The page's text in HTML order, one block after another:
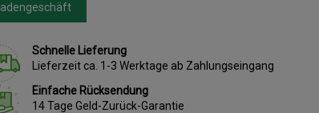
Ladengeschäft
Schnelle Lieferung
Lieferzeit ca. 1-3 Werktage ab Zahlungseingang
Einfache Rücksendung
14 Tage Geld-Zurück-Garantie